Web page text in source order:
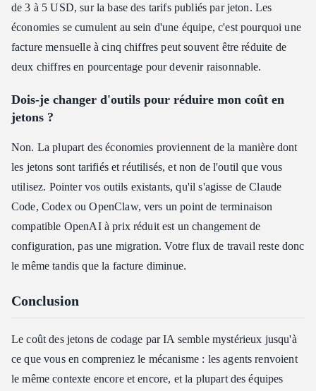
de 3 à 5 USD, sur la base des tarifs publiés par jeton. Les
économies se cumulent au sein d'une équipe, c'est pourquoi une
facture mensuelle à cinq chiffres peut souvent être réduite de
deux chiffres en pourcentage pour devenir raisonnable.
Dois-je changer d'outils pour réduire mon coût en
jetons ?
Non. La plupart des économies proviennent de la manière dont
les jetons sont tarifiés et réutilisés, et non de l'outil que vous
utilisez. Pointer vos outils existants, qu'il s'agisse de Claude
Code, Codex ou OpenClaw, vers un point de terminaison
compatible OpenAI à prix réduit est un changement de
configuration, pas une migration. Votre flux de travail reste donc
le même tandis que la facture diminue.
Conclusion
Le coût des jetons de codage par IA semble mystérieux jusqu'à
ce que vous en compreniez le mécanisme : les agents renvoient
le même contexte encore et encore, et la plupart des équipes